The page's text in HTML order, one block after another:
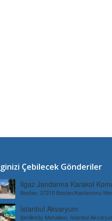
Çebilecek Gönderiler
Ilgaz Jandarma Karakol
Bostan, 37210 Bostan/Kastamonu
İstanbul Akvaryum
Şenlikköy Mahallesi, İstanbul